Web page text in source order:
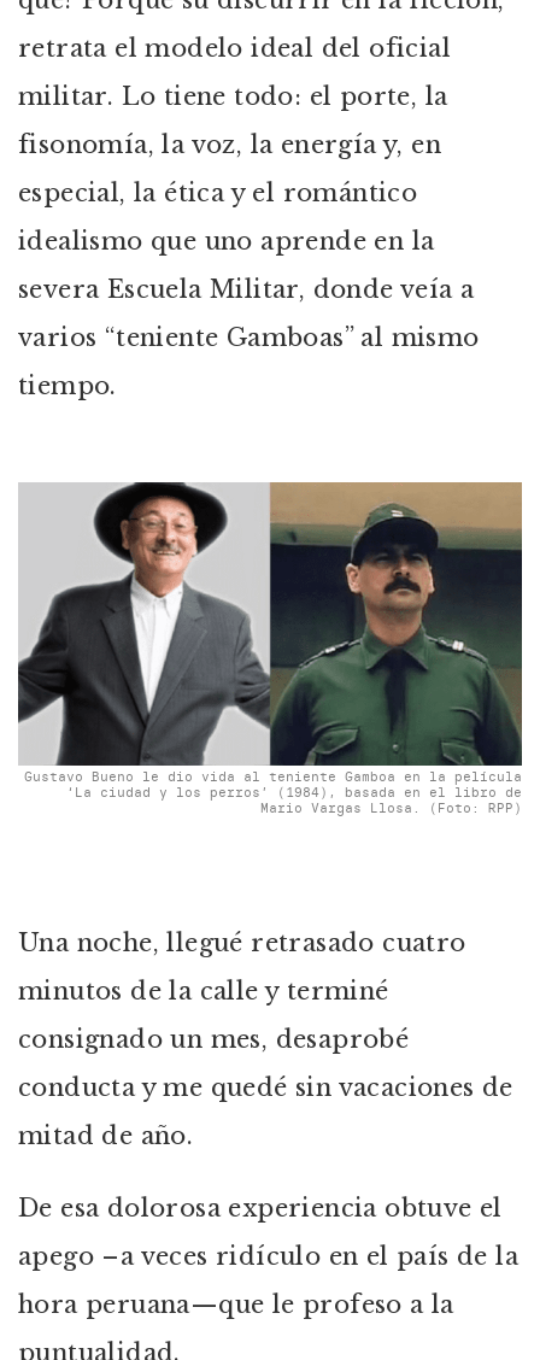
retrata el modelo ideal del oficial
militar. Lo tiene todo: el porte, la
fisonomía, la voz, la energía y, en
especial, la ética y el romántico
idealismo que uno aprende en la
severa Escuela Militar, donde veía a
varios “teniente Gamboas” al mismo
tiempo.
Gustavo Bueno le dio vida al teniente Gamboa en la película
‘La ciudad y los perros’ (1984), basada en el libro de
Mario Vargas Llosa. (Foto: RPP)
Una noche, llegué retrasado cuatro
minutos de la calle y terminé
consignado un mes, desaprobé
conducta y me quedé sin vacaciones de
mitad de año.
De esa dolorosa experiencia obtuve el
apego –a veces ridículo en el país de la
hora peruana—que le profeso a la
puntualidad.